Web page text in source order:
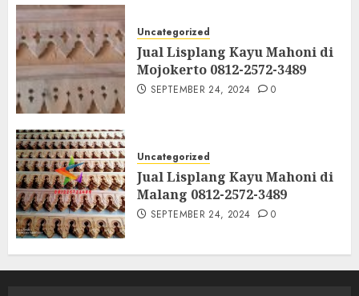
Uncategorized
Jual Lisplang Kayu Mahoni di
Mojokerto 0812-2572-3489
SEPTEMBER 24, 2024 0
Uncategorized
Jual Lisplang Kayu Mahoni di
Malang 0812-2572-3489
SEPTEMBER 24, 2024 0